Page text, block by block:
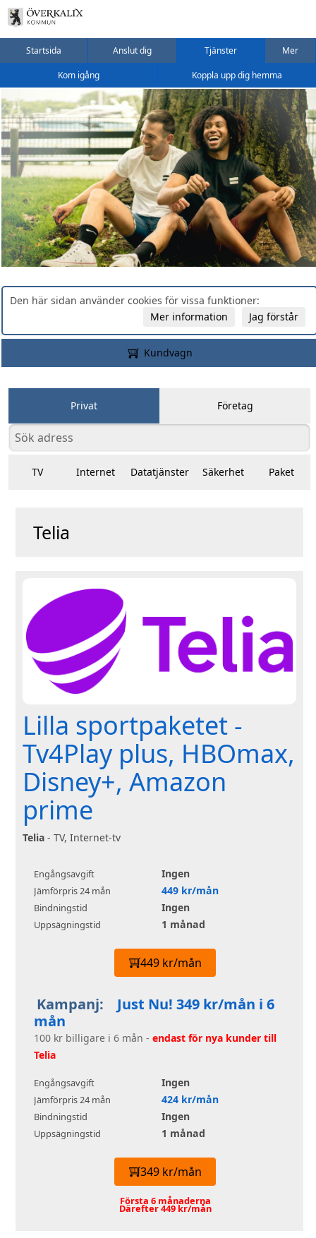
Startsida Anslut dig Tjänster Mer
Kom igång Koppla upp dig hemma
Den här sidan använder cookies för vissa funktioner:
Jag förstår
Mer information
Kundvagn
Privat Företag
TV Internet Datatjänster Säkerhet Paket
Telia
Lilla sportpaketet -
Tv4Play plus, HBOmax,
Disney+, Amazon
prime
Telia - TV, Internet-tv
Engångsavgift Ingen
Jämförpris 24 mån 449 kr/mån
Bindningstid Ingen
Uppsägningstid 1 månad
449 kr/mån
Kampanj:
Just Nu! 349 kr/mån i 6
mån
100 kr billigare i 6 mån - endast för nya kunder till
Telia
Engångsavgift Ingen
Jämförpris 24 mån 424 kr/mån
Bindningstid Ingen
Uppsägningstid 1 månad
349 kr/mån
Första 6 månaderna
Därefter 449 kr/mån